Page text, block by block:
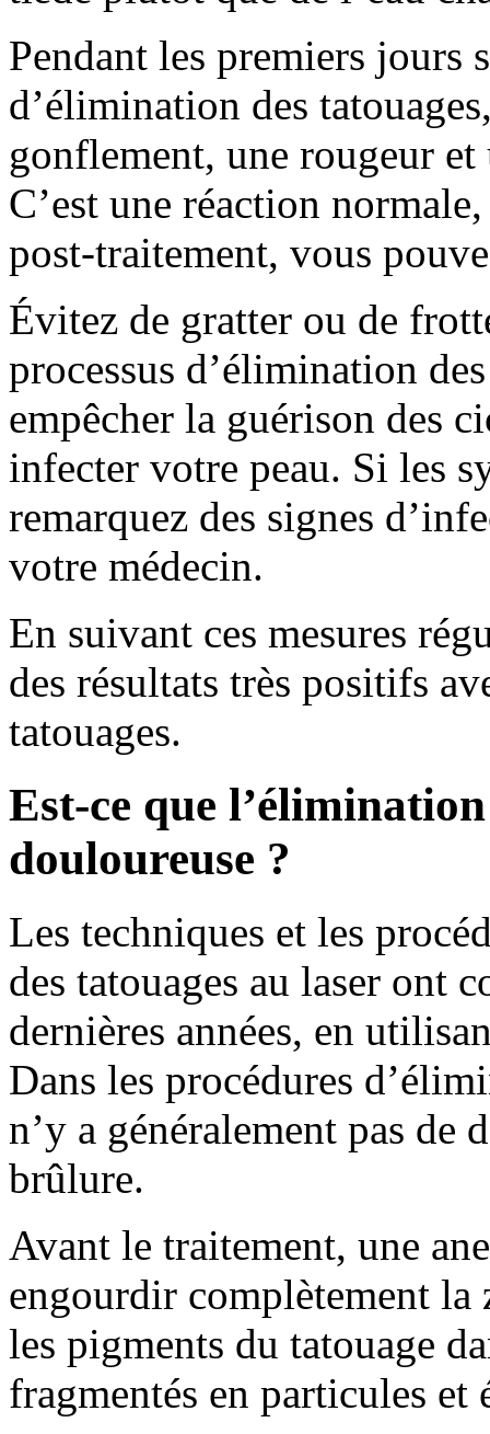
Pendant les premiers jours
d’élimination des
gonflement, une rougeur et
C’est une réaction
post-traitement, vous
Évitez de gratter ou de
processus d’élimination
empêcher la guérison des
infecter votre peau. Si les
remarquez des signes
votre médecin.
En suivant ces mesures
des résultats très positifs
tatouages.
Est-ce que
douloureuse ?
Les techniques et les
des tatouages au laser ont
dernières années, en
Dans les procédures
n’y a généralement pas de
brûlure.
Avant le traitement, une
engourdir complètement la
les pigments du tatouage
fragmentés en particules